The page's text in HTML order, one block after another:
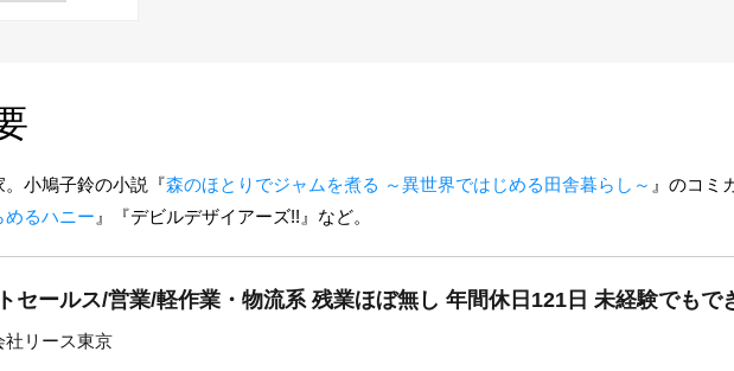
。小鳩子鈴の小説『森のほとりでジャムを煮る ～異世界ではじめる田舎暮らし～ 』のコミ
めるハニー 』『デビルデザイアーズ!!』など。
セールス/営業/軽作業・物流系 残業ほぼ無し 年間休日121日 未経験でもで
社リース東京